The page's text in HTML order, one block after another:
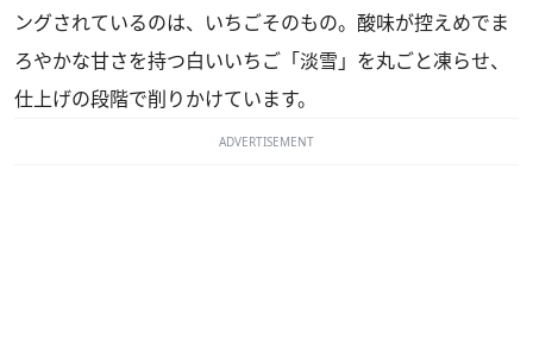
ングされているのは、いちごそのもの。酸味が控えめでま
ろやかな甘さを持つ白いいちご「淡雪」を丸ごと凍らせ、
仕上げの段階で削りかけています。
ADVERTISEMENT